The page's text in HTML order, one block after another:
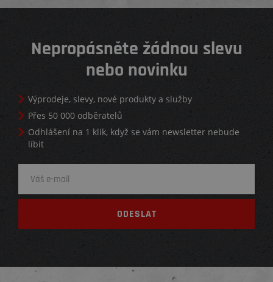
Nepropásněte žádnou slevu
nebo novinku
Výprodeje, slevy, nové produkty a služby
Přes 50 000 odběratelů
Odhlášení na 1 klik, když se vám newsletter nebude
líbit